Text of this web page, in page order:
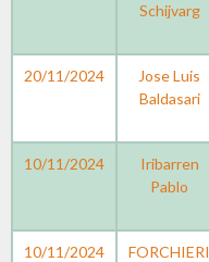
Schijvarg
20/11/2024
Jose Luis
Baldasari
10/11/2024
Iribarren
Pablo
10/11/2024
FORCHIERI